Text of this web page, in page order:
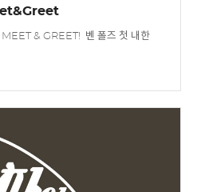
& GREET! 벤 폴즈 첫 내한